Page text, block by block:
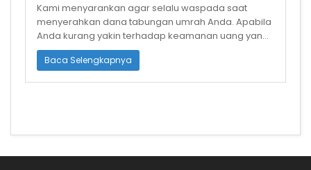
Kami menyarankan agar selalu waspada saat
menyerahkan dana tabungan umrah Anda. Apabila
Anda kurang yakin terhadap keamanan uang yang
Anda serahkan, maka Anda bisa mencari
Baca Selengkapnya